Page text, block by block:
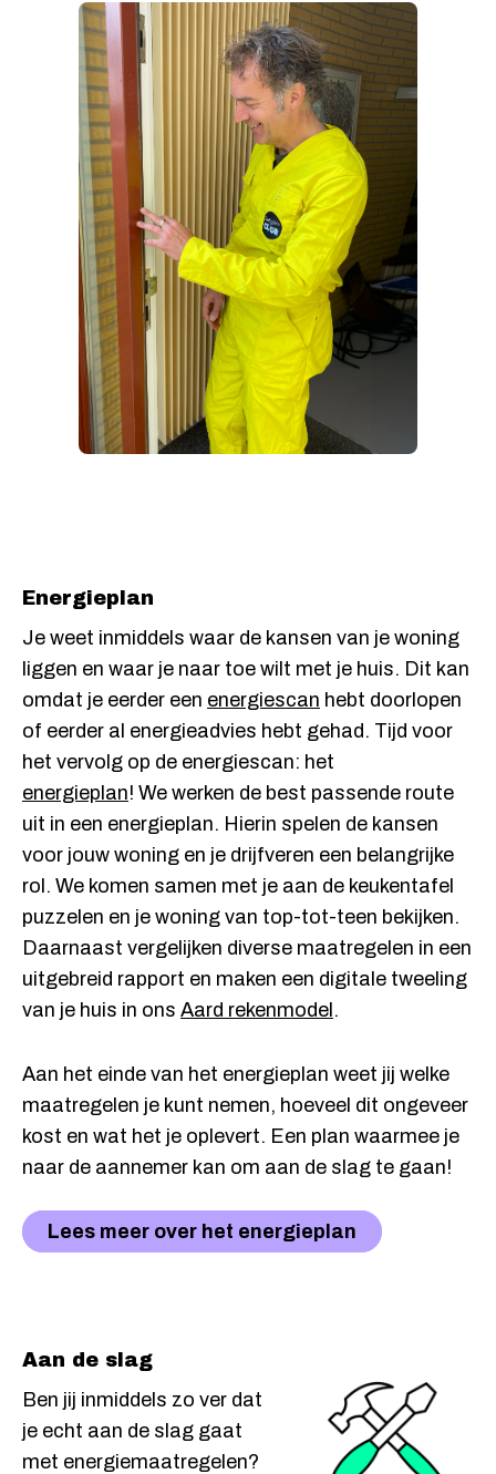
Energieplan
Je weet inmiddels waar de kansen van je woning
liggen en waar je naar toe wilt met je huis. Dit kan
omdat je eerder een energiescan hebt doorlopen
of eerder al energieadvies hebt gehad. Tijd voor
het vervolg op de energiescan: het
energieplan! We werken de best passende route
uit in een energieplan. Hierin spelen de kansen
voor jouw woning en je drijfveren een belangrijke
rol. We komen samen met je aan de keukentafel
puzzelen en je woning van top-tot-teen bekijken.
Daarnaast vergelijken diverse maatregelen in een
uitgebreid rapport en maken een digitale tweeling
van je huis in ons Aard rekenmodel.
Aan het einde van het energieplan weet jij welke
maatregelen je kunt nemen, hoeveel dit ongeveer
kost en wat het je oplevert. Een plan waarmee je
naar de aannemer kan om aan de slag te gaan!
Lees meer over het energieplan
Aan de slag
Ben jij inmiddels zo ver dat
je echt aan de slag gaat
met energiemaatregelen?